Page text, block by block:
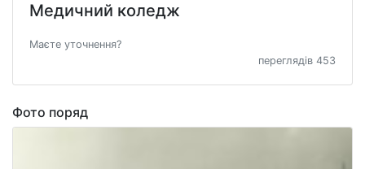
Медичний коледж
Маєте уточнення?
переглядів 453
Фото поряд